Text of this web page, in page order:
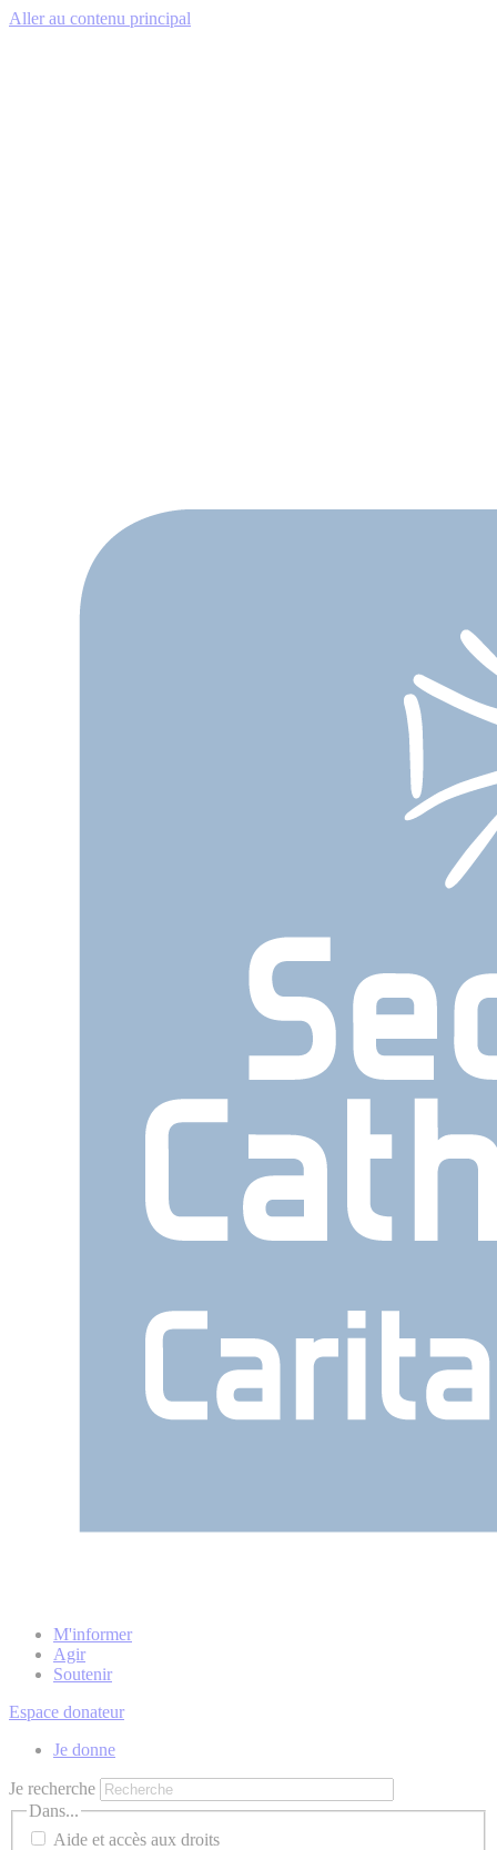
Aller au contenu principal
M'informer
Agir
Soutenir
Espace donateur
Je donne
Je recherche
Dans...
Aide et accès aux droits